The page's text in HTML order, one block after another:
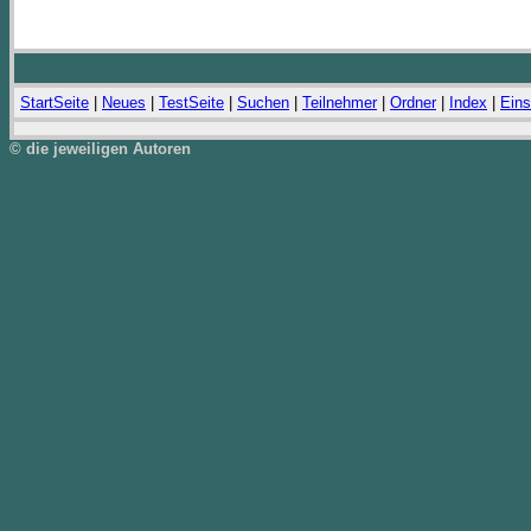
StartSeite Neues TestSeite Suchen Teilnehmer| Ordner| Index
© die jeweiligen Autoren